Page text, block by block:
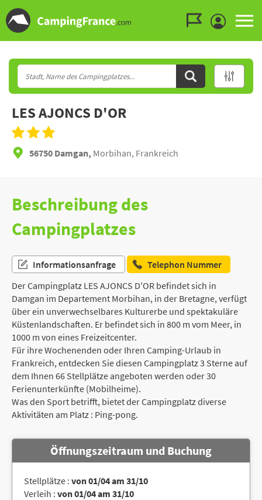
LES AJONCS D'OR
56750 Damgan, Morbihan, Frankreich
Beschreibung des
Campingplatzes
Informationsanfrage
Telephon Nummer
Der Campingplatz LES AJONCS D'OR befindet sich in
Damgan im Departement Morbihan, in der Bretagne, verfügt
über ein unverwechselbares Kulturerbe und spektakuläre
Küstenlandschaften. Er befindet sich in 800 m vom Meer, in
1000 m von eines Freizeitcenter.
Für ihre Wochenenden oder Ihren Camping-Urlaub in
Frankreich, entdecken Sie diesen Campingplatz 3 Sterne auf
dem Ihnen 66 Stellplätze angeboten werden oder 30
Ferienunterkünfte (Mobilheime).
Was den Sport betrifft, bietet der Campingplatz diverse
Aktivitäten am Platz : Ping-pong.
Öffnungszeitraum und Buchung
Stellplätze : von 01/04 am 31/10
Verleih : von 01/04 am 31/10